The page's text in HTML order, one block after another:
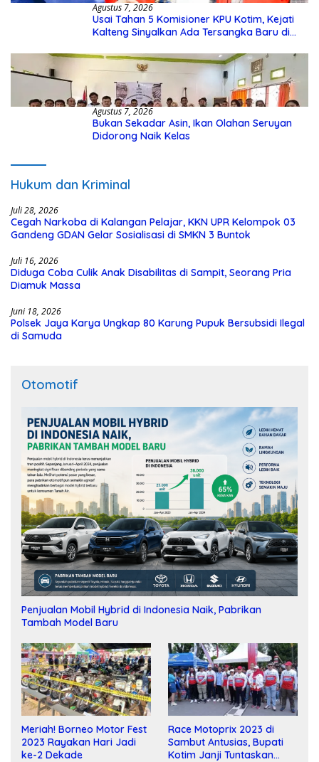
Agustus 7, 2026
Usai Tahan 5 Komisioner KPU Kotim, Kejati
Kalteng Sinyalkan Ada Tersangka Baru di
Agustus 7, 2026
Bukan Sekadar Asin, Ikan Olahan Seruyan
Didorong Naik Kelas
Hukum dan Kriminal
Juli 28, 2026
Cegah Narkoba di Kalangan Pelajar, KKN UPR Kelompok 03
Gandeng GDAN Gelar Sosialisasi di SMKN 3 Buntok
Juli 16, 2026
Diduga Coba Culik Anak Disabilitas di Sampit, Seorang Pria
Diamuk Massa
Juni 18, 2026
Polsek Jaya Karya Ungkap 80 Karung Pupuk Bersubsidi Ilegal
di Samuda
Otomotif
Penjualan Mobil Hybrid di Indonesia Naik, Pabrikan
Tambah Model Baru
Meriah! Borneo Motor Fest
2023 Rayakan Hari Jadi
ke-2 Dekade
Race Motoprix 2023 di
Sambut Antusias, Bupati
Kotim Janji Tuntaskan